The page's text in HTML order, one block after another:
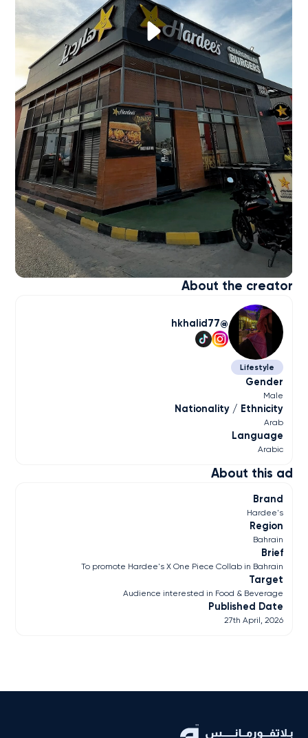
About this ad
Brand
Hardee's
Region
Bahrain
Brief
To promote Hardee's X One Piece Collab in Bahrain
Target
Audience interested in Food & Beverage
Published Date
27th April, 2026
About the creator
hkhalid77
Lifestyle
Gender
Male
Nationality / Ethnicity
Arab
Language
Arabic